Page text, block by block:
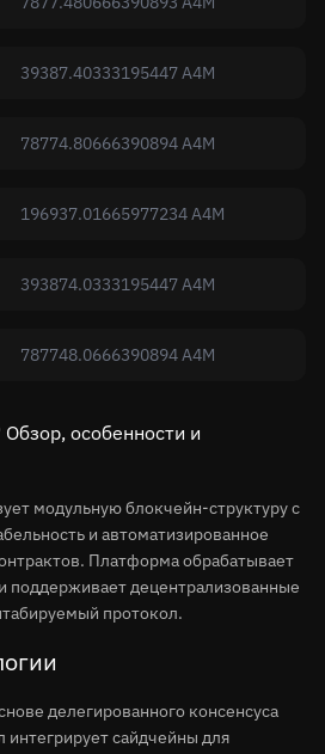
39387.40333195447 A4M
78774.80666390894 A4M
196937.01665977234 A4M
393874.0333195447 A4M
787748.0666390894 A4M
особенности и
модульную блокчейн-структуру с
и автоматизированное
Платформа обрабатывает
поддерживает децентрализованные
протокол.
делегированного консенсуса
сайдчейны для